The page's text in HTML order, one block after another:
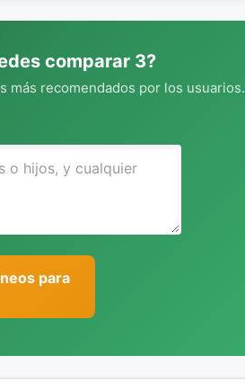
comparar 3?
más recomendados por los usuarios.
para